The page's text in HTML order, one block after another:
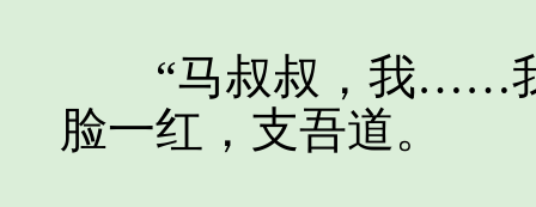
“马叔叔，我……我
脸一红，支吾道。